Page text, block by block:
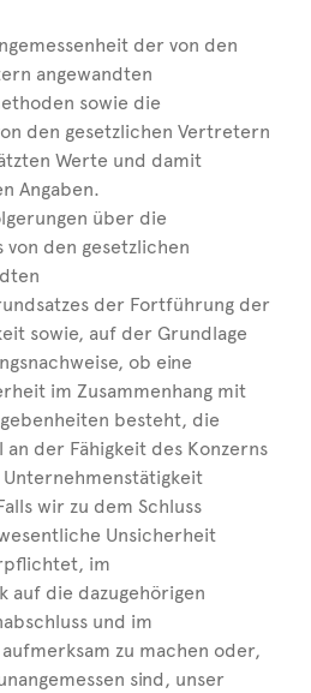
der von den
angewandten
sowie die
den gesetzlichen Vertretern
Werte und damit
Angaben.
über die
von den gesetzlichen
der Fortführung der
sowie, auf der Grundlage
ob eine
im Zusammenhang mit
besteht, die
der Fähigkeit des Konzerns
wir zu dem Schluss
Unsicherheit
im
auf die dazugehörigen
und im
zu machen oder,
sind, unser